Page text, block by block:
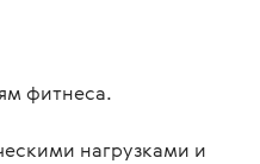
фитнеса.
нагрузками и